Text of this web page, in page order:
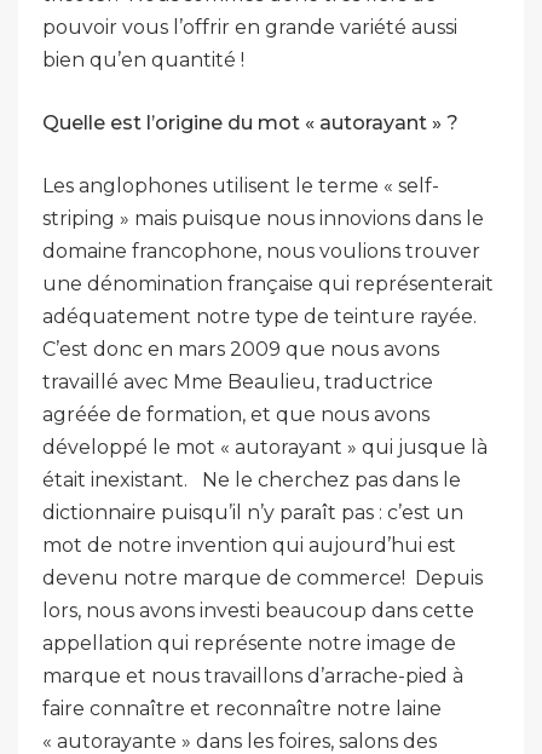
pouvoir vous l’offrir en grande variété aussi
bien qu’en quantité !
Quelle est l’origine du mot « autorayant » ?
Les anglophones utilisent le terme « self-
striping » mais puisque nous innovions dans le
domaine francophone, nous voulions trouver
une dénomination française qui représenterait
adéquatement notre type de teinture rayée.
C’est donc en mars 2009 que nous avons
travaillé avec Mme Beaulieu, traductrice
agréée de formation, et que nous avons
développé le mot « autorayant » qui jusque là
était inexistant. Ne le cherchez pas dans le
dictionnaire puisqu’il n’y paraît pas : c’est un
mot de notre invention qui aujourd’hui est
devenu notre marque de commerce! Depuis
lors, nous avons investi beaucoup dans cette
appellation qui représente notre image de
marque et nous travaillons d’arrache-pied à
faire connaître et reconnaître notre laine
« autorayante » dans les foires, salons des